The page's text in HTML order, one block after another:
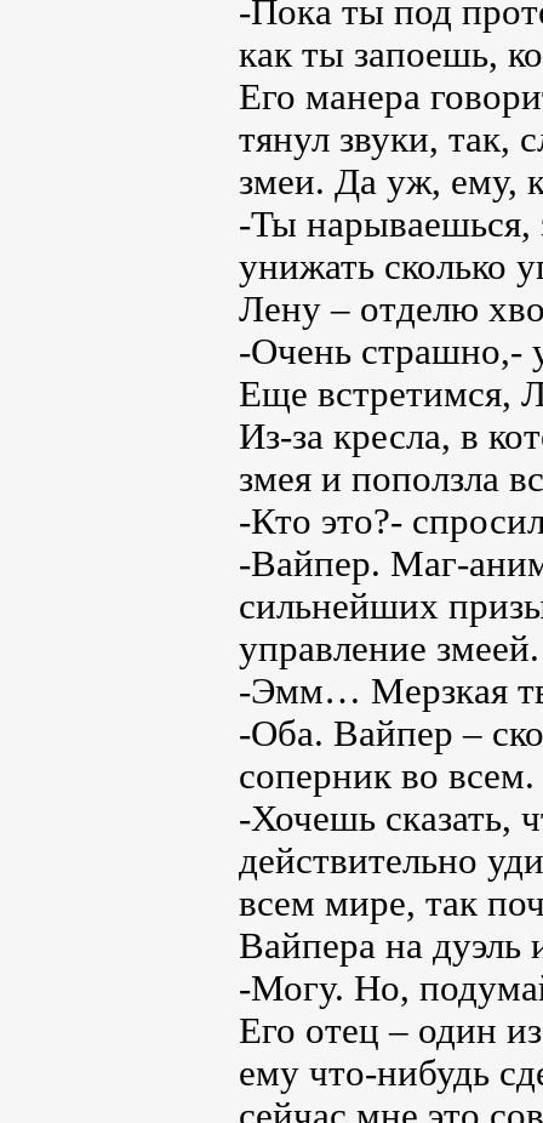
-Пока ты под
как ты запоешь,
Его манера
тянул звуки, так,
змеи. Да уж, ему,
-Ты
унижать сколько
Лену – отделю
-Очень страшно,-
Еще встретимся,
Из-за кресла, в
змея и поползла
-Кто это?-
-Вайпер. Маг-
сильнейших
управление
-Эмм… Мерзкая
-Оба. Вайпер –
соперник во всем.
-Хочешь сказать,
действительно
всем мире, так
Вайпера на дуэль
-Могу. Но,
Его отец – один
ему что-нибудь